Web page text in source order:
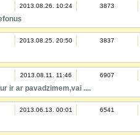
3873
2013.08.26. 10:24
3837
2013.08.25. 20:50
6907
2013.08.11. 11:46
ir ar pavadzimem,vai ....
6541
2013.06.13. 00:01